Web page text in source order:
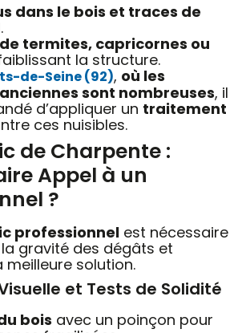
dans le bois et traces de
termites, capricornes ou
la structure.
de-Seine (92), où les
sont nombreuses, il
d’appliquer un traitement
ces nuisibles.
de Charpente :
Appel à un
?
professionnel est nécessaire
gravité des dégâts et
meilleure solution.
et Tests de Solidité
bois avec un poinçon pour